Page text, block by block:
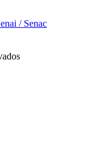
/ Senac